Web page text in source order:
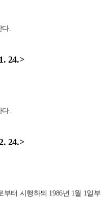
다.
24.>
다.
24.>
터 시행하되 1986년 1월 1일부